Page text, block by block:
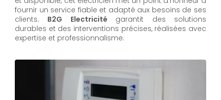
fournir un service fiable et adapté aux besoins de ses
clients. B2G Electricité garantit des solutions
durables et des interventions précises, réalisées avec
expertise et professionnalisme.